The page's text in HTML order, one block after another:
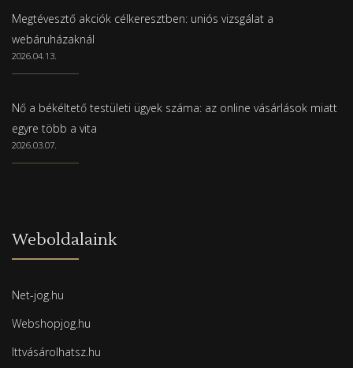
Megtévesztő akciók célkeresztben: uniós vizsgálat a
webáruházaknál
2026.04.13.
Nő a békéltető testületi ügyek száma: az online vásárlások miatt
egyre több a vita
2026.03.07.
Weboldalaink
Net-jog.hu
Webshopjog.hu
Ittvásárolhatsz.hu